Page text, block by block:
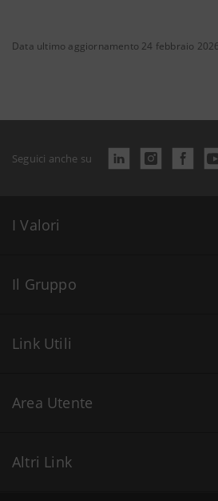
Data ultimo aggiornamento 24 febbraio
Seguici anche su
I Valori
Il Gruppo
Link Utili
Area Utente
Altri Link